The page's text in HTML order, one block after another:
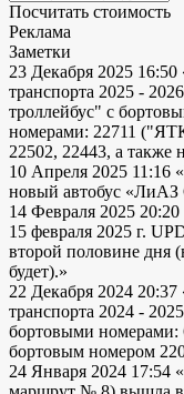
Посчитать стоимость
Реклама
Заметки
23 Декабря 2025 16:50
транспорта 2025 -
троллейбус" с
номерами: 22711
22502, 22443, а также
10 Апреля 2025 11:16
новый автобус «ЛиАЗ
14 Февраля 2025 20:20
15 февраля 2025 г.
второй половине дня
будет).»
22 Декабря 2024 20:37
транспорта 2024 -
бортовыми номерами:
бортовым номером
24 Января 2024 17:54